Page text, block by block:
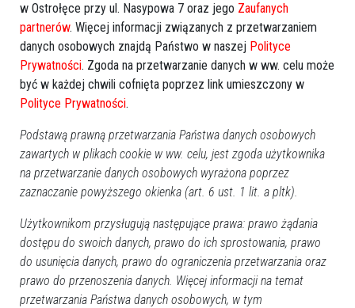
w Ostrołęce przy ul. Nasypowa 7 oraz jego Zaufanych
partnerów. Więcej informacji związanych z przetwarzaniem
danych osobowych znajdą Państwo w naszej Polityce
Prywatności. Zgoda na przetwarzanie danych w ww. celu może
być w każdej chwili cofnięta poprzez link umieszczony w
Polityce Prywatności.
Podstawą prawną przetwarzania Państwa danych osobowych
zawartych w plikach cookie w ww. celu, jest zgoda użytkownika
na przetwarzanie danych osobowych wyrażona poprzez
zaznaczanie powyższego okienka (art. 6 ust. 1 lit. a pltk).
Użytkownikom przysługują następujące prawa: prawo żądania
dostępu do swoich danych, prawo do ich sprostowania, prawo
do usunięcia danych, prawo do ograniczenia przetwarzania oraz
prawo do przenoszenia danych. Więcej informacji na temat
przetwarzania Państwa danych osobowych, w tym